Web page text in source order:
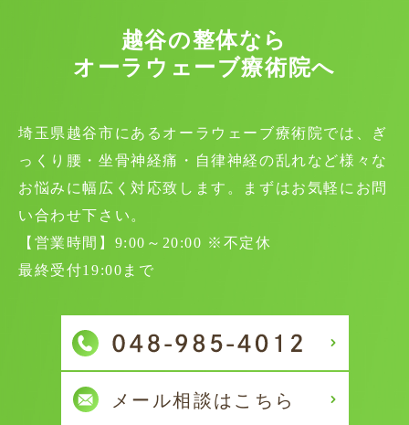
越谷の整体なら
オーラウェーブ療術院へ
埼玉県越谷市にあるオーラウェーブ療術院では、ぎ
っくり腰・坐骨神経痛・自律神経の乱れなど様々な
お悩みに幅広く対応致します。まずはお気軽にお問
い合わせ下さい。
【営業時間】9:00～20:00 ※不定休
最終受付19:00まで